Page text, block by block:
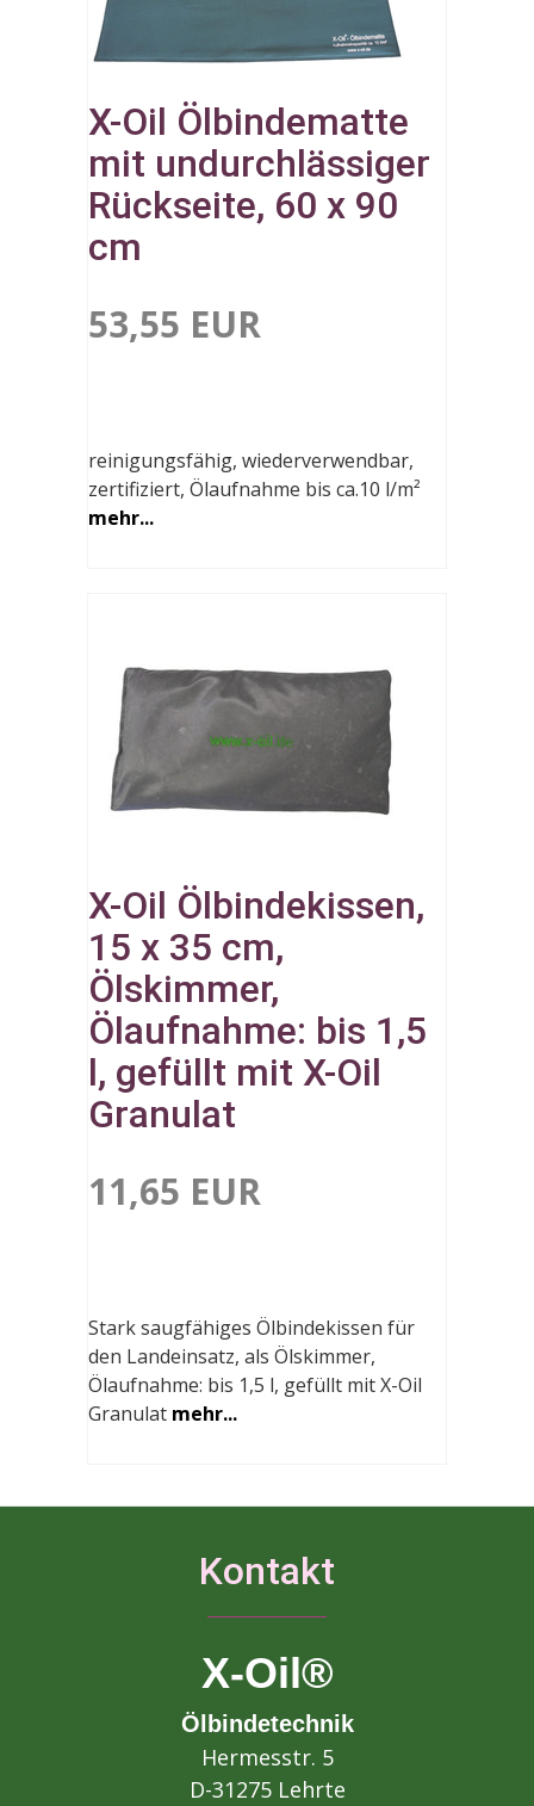
X-Oil Ölbindematte
mit undurchlässiger
Rückseite, 60 x 90
cm
53,55 EUR
reinigungsfähig, wiederverwendbar,
zertifiziert, Ölaufnahme bis ca.10 l/m²
mehr...
X-Oil Ölbindekissen,
15 x 35 cm,
Ölskimmer,
Ölaufnahme: bis 1,5
l, gefüllt mit X-Oil
Granulat
11,65 EUR
Stark saugfähiges Ölbindekissen für
den Landeinsatz, als Ölskimmer,
Ölaufnahme: bis 1,5 l, gefüllt mit X-Oil
Granulat mehr...
Kontakt
X-Oil®
Ölbindetechnik
Hermesstr. 5
D-31275 Lehrte